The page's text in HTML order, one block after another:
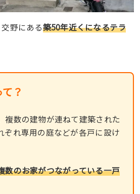
野にある築50年近くになるテラ
？
複数の建物が連ねて建築された
ぞれ専用の庭などが各戸に設け
数のお家がつながっている一戸